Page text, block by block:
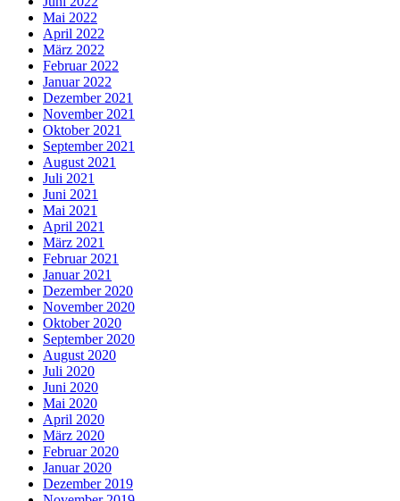
Mai 2022
April 2022
März 2022
Februar 2022
Januar 2022
Dezember 2021
November 2021
Oktober 2021
September 2021
August 2021
Juli 2021
Juni 2021
Mai 2021
April 2021
März 2021
Februar 2021
Januar 2021
Dezember 2020
November 2020
Oktober 2020
September 2020
August 2020
Juli 2020
Juni 2020
Mai 2020
April 2020
März 2020
Februar 2020
Januar 2020
Dezember 2019